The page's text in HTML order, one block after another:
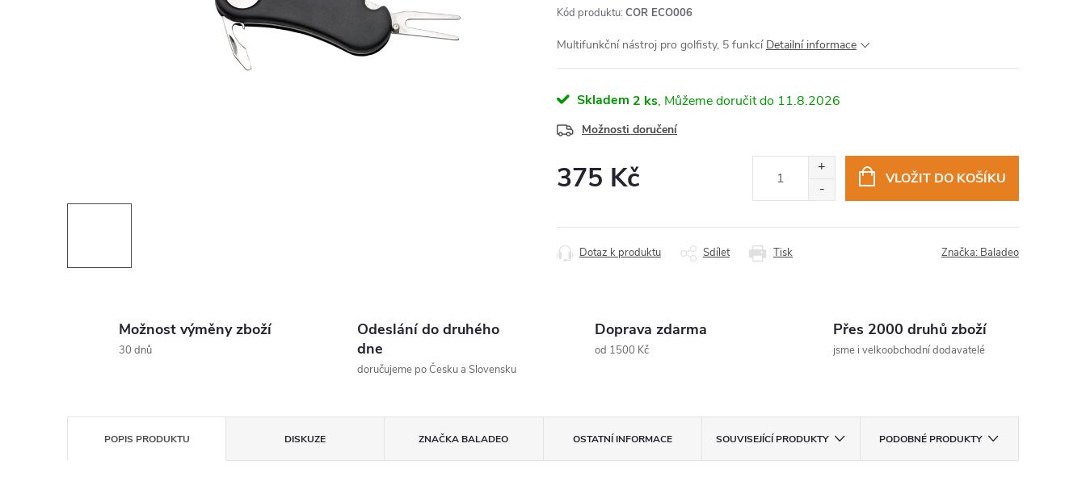
Kód produktu: COR ECO006
Multifunkční nástroj pro golfisty, 5 funkcí Detailní informace
Skladem 2 ks 11.8.2026
Možnosti doručení
375 Kč VLOŽIT DO KOŠÍKU
Tisk
Dotaz k produktu Sdílet Značka: Baladeo
Možnost výměny zboží
30 dnů
Odeslání do druhého
dne
doručujeme po Česku a Slovensku
Doprava zdarma
od 1500 Kč
Přes 2000 druhů zboží
jsme i velkoobchodní dodavatelé
POPIS PRODUKTU DISKUZE ZNAČKA BALADEO OSTATNÍ INFORMACE SOUVISEJÍCÍ PRODUKTY PODOBNÉ PRODUKTY